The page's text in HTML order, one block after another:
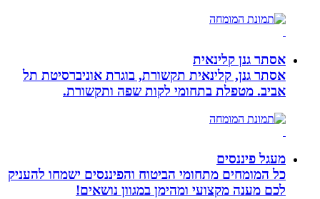
אסתר גנן קלינאית
אסתר גנן, קלינאית תקשורת, בוגרת אוניברסיטת תל
אביב. מטפלת בתחומי לקות שפה ותקשורת.
מעגל פיננסים
כל המומחים מתחומי הביטוח והפיננסים ישמחו להעניק
לכם מענה מקצועי ומהימן במגוון נושאים!